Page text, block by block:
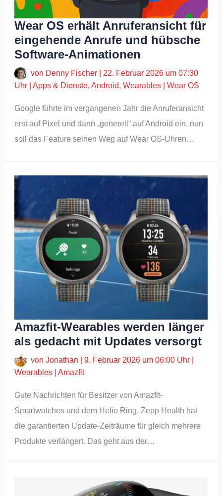
Wear OS erhält Anruferansicht für
eingehende Anrufe und hübsche
Software-Animationen
von Denny Fischer
22. Februar 2026 um 07:30
Uhr |Apps & Dienste,Android,Wearables |Wear OS
Google führte im vergangenen Jahr die Anruferansicht
erst auf Pixel und dann „generell“ auf Android ein, nun
soll das Feature seinen Weg auf Wear OS-Uhren…
Amazfit-Wearables werden länger
als gedacht mit Updates versorgt
vonJonathan |9. Februar 2026 um 06:00 Uhr
Wearables |Amazfit
Gute Nachrichten für Besitzer von Amazfit-
Smartwatches und dem Helio Ring. Zepp Health hat
die garantierten Update-Zeiträume für gleich mehrere
Produkte verlängert. Das geht aus der…